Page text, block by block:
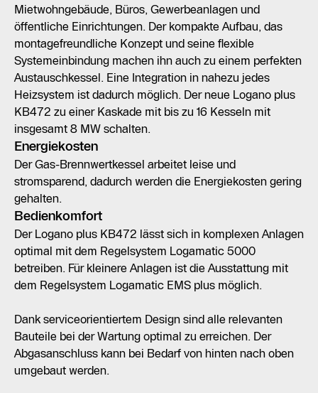
Mietwohngebäude, Büros, Gewerbeanlagen und
öffentliche Einrichtungen. Der kompakte Aufbau, das
montagefreundliche Konzept und seine flexible
Systemeinbindung machen ihn auch zu einem perfekten
Austauschkessel. Eine Integration in nahezu jedes
Heizsystem ist dadurch möglich. Der neue Logano plus
KB472 zu einer Kaskade mit bis zu 16 Kesseln mit
insgesamt 8 MW schalten.
Energiekosten
Der Gas-Brennwertkessel arbeitet leise und
stromsparend, dadurch werden die Energiekosten gering
gehalten.
Bedienkomfort
Der Logano plus KB472 lässt sich in komplexen Anlagen
optimal mit dem Regelsystem Logamatic 5000
betreiben. Für kleinere Anlagen ist die Ausstattung mit
dem Regelsystem Logamatic EMS plus möglich.
Dank serviceorientiertem Design sind alle relevanten
Bauteile bei der Wartung optimal zu erreichen. Der
Abgasanschluss kann bei Bedarf von hinten nach oben
umgebaut werden.